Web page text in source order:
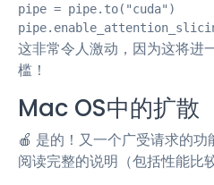
pipe = pipe.to("cuda")
这非常令人激动，因为这将进
槛！
Mac OS中的扩散
🍎 是的！又一个广受请求的
阅读完整的说明（包括性能比